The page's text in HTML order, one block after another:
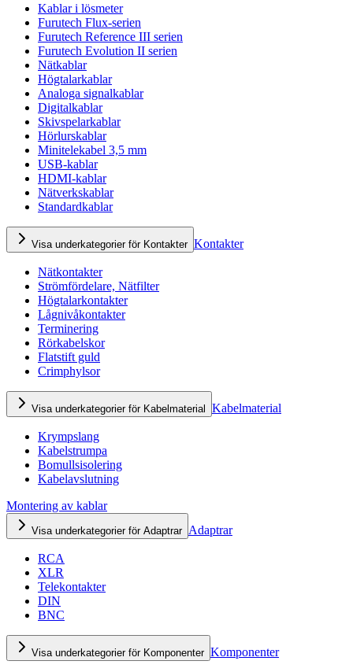
Kablar i lösmeter
Furutech Flux-serien
Furutech Reference III serien
Furutech Evolution II serien
Nätkablar
Högtalarkablar
Analoga signalkablar
Digitalkablar
Skivspelarkablar
Hörlurskablar
Minitelekabel 3,5 mm
USB-kablar
HDMI-kablar
Nätverkskablar
Standardkablar
Visa underkategorier för Kontakter Kontakter
Nätkontakter
Strömfördelare, Nätfilter
Högtalarkontakter
Lågnivåkontakter
Terminering
Rörkabelskor
Flatstift guld
Crimphylsor
Visa underkategorier för Kabelmaterial Kabelmaterial
Krympslang
Kabelstrumpa
Bomullsisolering
Kabelavslutning
Montering av kablar
Visa underkategorier för Adaptrar Adaptrar
RCA
XLR
Telekontakter
DIN
BNC
Visa underkategorier för Komponenter Komponenter